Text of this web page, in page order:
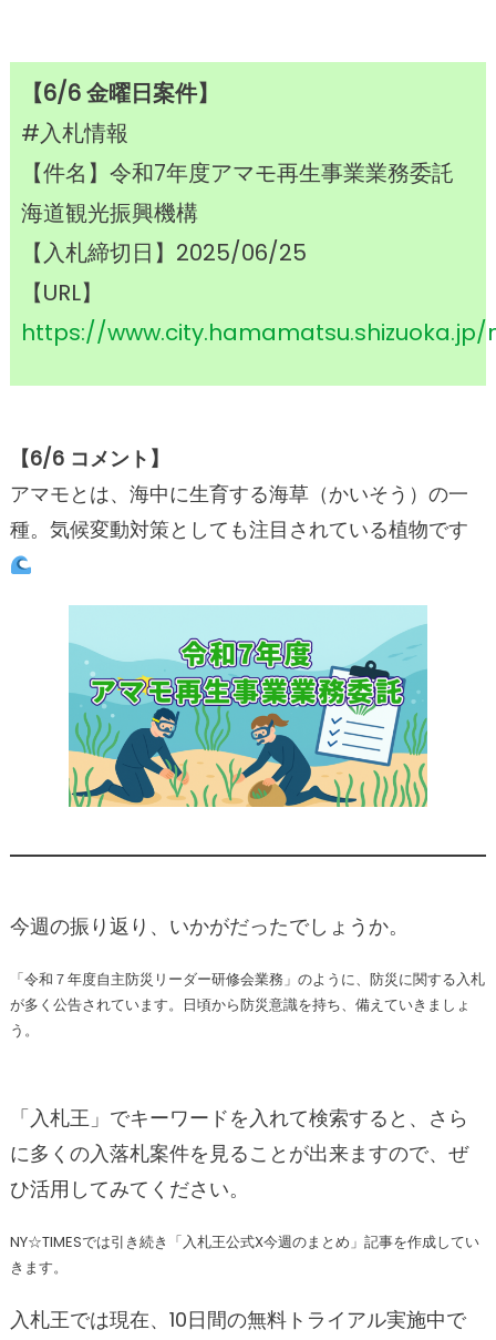
【6/6 金曜日案件】
#入札情報
【件名】令和7年度アマモ再生事業業務委託
海道観光振興機構
【入札締切日】2025/06/25
【URL】
https://
【6/6 コメント】
アマモとは、海中に生育する海草（かいそう）の一
種。気候変動対策としても注目されている植物です
今週の振り返り、いかがだったでしょうか。
「令和７年度自主防災リーダー研修会業務」のように、防災に関する入札
が多く公告されています。日頃から防災意識を持ち、備えていきましょ
う。
「入札王」でキーワードを入れて検索すると、さら
に多くの入落札案件を見ることが出来ますので、ぜ
ひ活用してみてください。
NY☆TIMESでは引き続き「入札王公式X今週のまとめ」記事を作成してい
きます。
入札王では現在、10日間の無料トライアル実施中で